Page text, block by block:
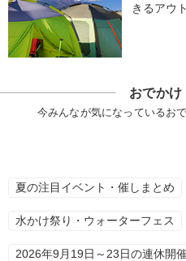
きるアウ
おでかけ
今みんなが気になっているお
夏の注目イベント・催しまとめ
水かけ祭り・ウォーターフェス
2026年9月19日～23日の連休開